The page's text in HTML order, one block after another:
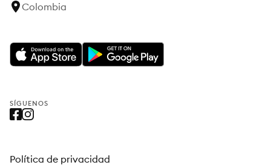
Colombia
SÍGUENOS
Política de privacidad